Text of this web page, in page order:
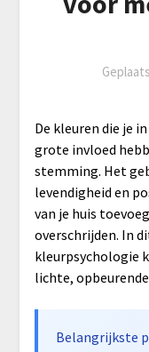
De kleuren die je
grote invloed
stemming. Het
levendigheid en
van je huis
overschrijden. In
kleurpsychologie
lichte,
Belangrijkste